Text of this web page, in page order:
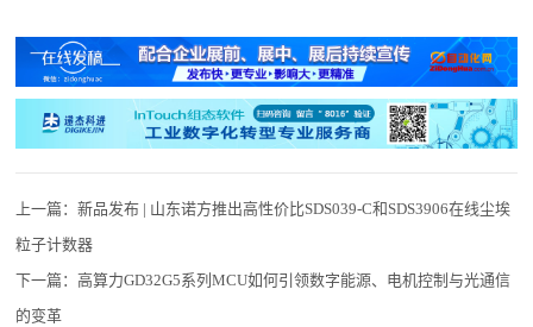
上一篇：新品发布 | 山东诺方推出高性价比SDS039-C和SDS3906在线尘埃
粒子计数器
下一篇：高算力GD32G5系列MCU如何引领数字能源、电机控制与光通信
的变革